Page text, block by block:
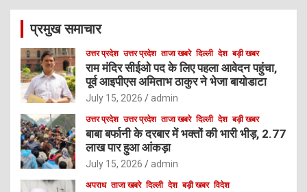
c
प्रमुख समाचार
उत्तर प्रदेश उत्तर प्रदेश ताजा खबरे दिल्ली देश बड़ी खबर
राम मंदिर सीईओ पद के लिए पहला आवेदन पहुंचा,
पूर्व आइपीएस अमिताभ ठाकुर ने भेजा बायोडाटा
July 15, 2026 admin
उत्तर प्रदेश उत्तर प्रदेश ताजा खबरे दिल्ली देश बड़ी खबर
बाबा बर्फानी के दरबार में भक्तों की भारी भीड़, 2.77
लाख पार हुआ आंकड़ा
July 15, 2026 admin
अपराध ताजा खबरे दिल्ली देश बड़ी खबर विदेश